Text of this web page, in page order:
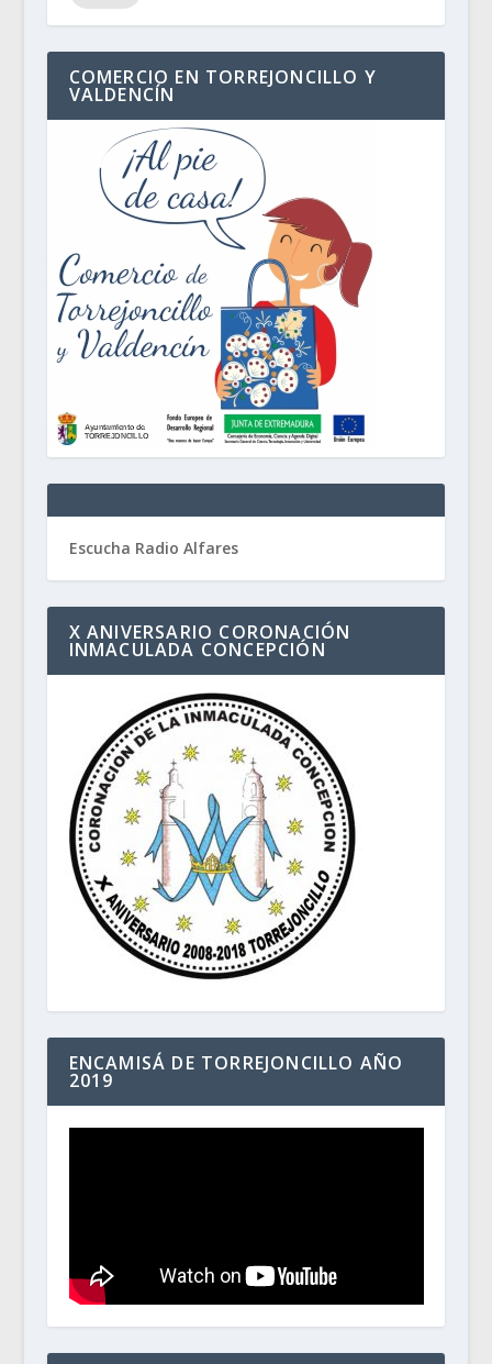
COMERCIO EN TORREJONCILLO Y
VALDENCÍN
Escucha Radio Alfares
X ANIVERSARIO CORONACIÓN
INMACULADA CONCEPCIÓN
ENCAMISÁ DE TORREJONCILLO AÑO
2019